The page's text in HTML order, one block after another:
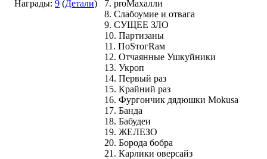
Награды: 9 (Детали)
7. proМахалли
8. Слабоумие и отвага
9. СУЩЕЕ ЗЛО
10. Партизаны
11. ПоSтогRам
12. Отчаянные Ушкуйники
13. Укроп
14. Первый раз
15. Крайний раз
16. Фургончик дядюшки Mokusa
17. Банда
18. Бабудеи
19. ЖЕЛЕЗО
20. Борода бобра
21. Карлики оверсайз